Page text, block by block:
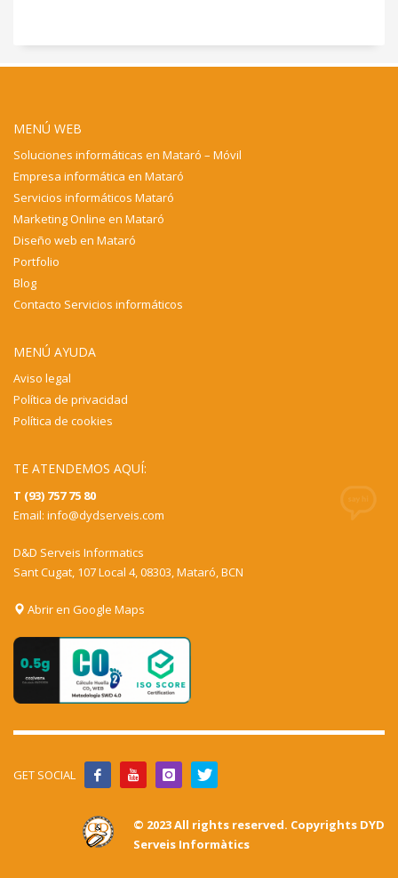
MENÚ WEB
Soluciones informáticas en Mataró – Móvil
Empresa informática en Mataró
Servicios informáticos Mataró
Marketing Online en Mataró
Diseño web en Mataró
Portfolio
Blog
Contacto Servicios informáticos
MENÚ AYUDA
Aviso legal
Política de privacidad
Política de cookies
TE ATENDEMOS AQUÍ:
T (93) 757 75 80
Email: info@dydserveis.com
D&D Serveis Informatics
Sant Cugat, 107 Local 4, 08303, Mataró, BCN
Abrir en Google Maps
GET SOCIAL
© 2023 All rights reserved. Copyrights DYD
Serveis Informàtics